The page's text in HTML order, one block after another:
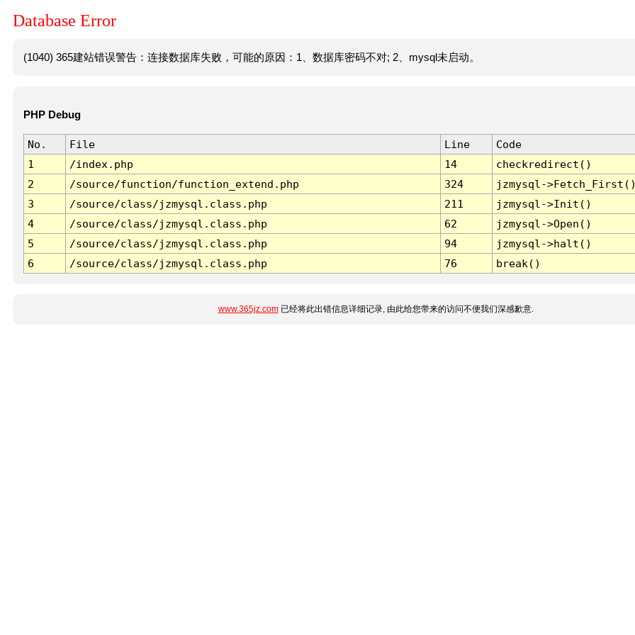
Database Error
(1040) 365建站错误警告：连接数据库失败，可能的原因：1、数据库密码不对; 2、mysql未启动。
PHP Debug
No. File Line
Code
1
/index.php 14
checkredirect()
2
/source/function/function_extend.php 324
jzmysql-
3
/source/class/jzmysql.class.php 211
jzmysql->Init()
4
/source/class/jzmysql.class.php 62
jzmysql->Open()
5
/source/class/jzmysql.class.php 94
jzmysql->halt()
6
/source/class/jzmysql.class.php 76 break()
www.365jz.com已经将此出错信息详细记录, 由此给您带来的访问不便我们深感歉意.